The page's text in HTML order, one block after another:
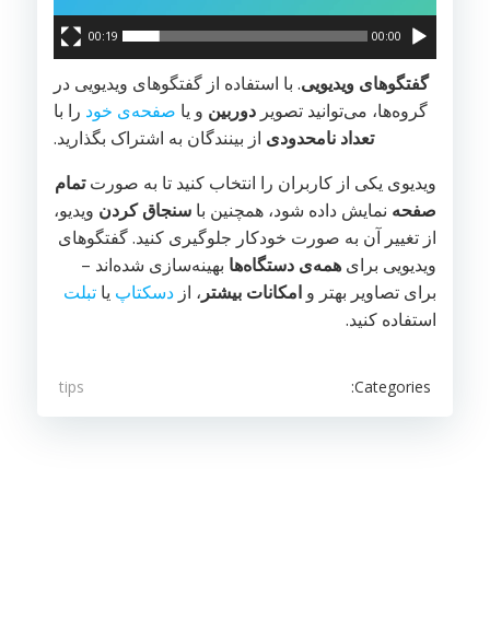
00:00
00:19
گفتگوهای ویدیویی. با استفاده از گفتگوهای ویدیویی در
گروه‌ها، می‌توانید تصویر دوربین و یا صفحه‌ی خود را با
تعداد نامحدودی از بینندگان به اشتراک بگذارید.
ویدیوی یکی از کاربران را انتخاب کنید تا به صورتتمام
صفحه نمایش داده شود، همچنین با سنجاق کردن ویدیو،
از تغییر آن به صورت خودکار جلوگیری کنید. گفتگوهای
ویدیویی برای همه‌ی دستگاه‌ها بهینه‌سازی شده‌اند –
برای تصاویر بهتر و امکانات بیشتر ، از دسکتاپ یا تبلت
استفاده کنید.
Categories:
tips